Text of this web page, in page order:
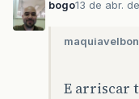
bogo13 de abr.
E arriscar